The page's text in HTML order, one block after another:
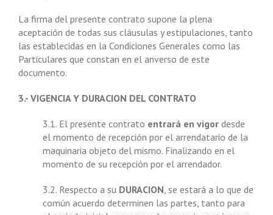
La firma del presente contrato supone la plena
aceptación de todas sus cláusulas y estipulaciones, tanto
las establecidas en la Condiciones Generales como las
Particulares que constan en el anverso de este
documento.
3.- VIGENCIA Y DURACION DEL CONTRATO
3.1. El presente contrato entrará en vigor desde
el momento de recepción por el arrendatario de la
maquinaria objeto del mismo. Finalizando en el
momento de su recepción por el arrendador.
3.2. Respecto a su DURACION, se estará a lo que de
común acuerdo determinen las partes, tanto para